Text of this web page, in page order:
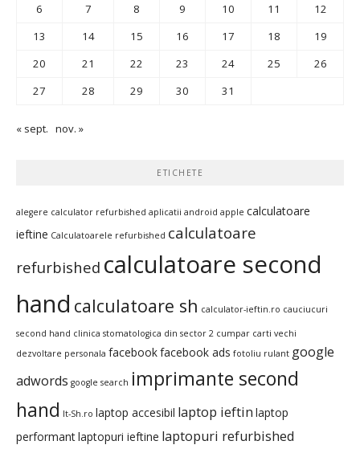
6
7 8 9 10 11
12
13
14 15 16 17 18
19
20
21 22 23 24 25
26
27
28 29 30 31
« sept. nov. »
ETICHETE
alegere calculator refurbished aplicatii android apple calculatoare
ieftine Calculatoarele refurbished calculatoare
refurbished calculatoare second
hand calculatoare sh calculator-ieftin.ro cauciucuri
second hand clinica stomatologica din sector 2 cumpar carti vechi
dezvoltare personala facebookfacebook ads fotoliu rulant google
adwords google search imprimante second
hand It-Sh.ro laptop accesibil laptop ieftin laptop
performantlaptopuri ieftine laptopuri refurbished